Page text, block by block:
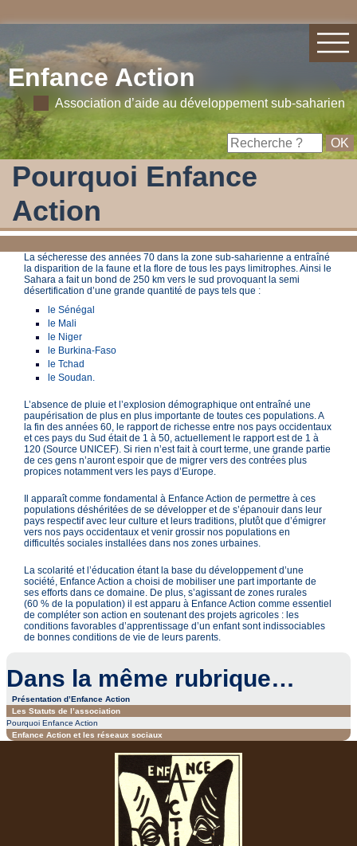
Enfance Action
Association d’aide au développement sub-saharien
Pourquoi Enfance
Action
La sécheresse des années 70 dans la zone sub-saharienne a entraîné
la disparition de la faune et la flore de tous les pays limitrophes. Ainsi le
Sahara a fait un bond de 250 km vers le sud provoquant la semi
désertification d’une grande quantité de pays tels que :
le Sénégal
le Mali
le Niger
le Burkina-Faso
le Tchad
le Soudan.
L’absence de pluie et l’explosion démographique ont entraîné une
paupérisation de plus en plus importante de toutes ces populations. A
la fin des années 60, le rapport de richesse entre nos pays occidentaux
et ces pays du Sud était de 1 à 50, actuellement le rapport est de 1 à
120 (Source UNICEF). Si rien n’est fait à court terme, une grande partie
de ces gens n’auront espoir que de migrer vers des contrées plus
propices notamment vers les pays d’Europe.
Il apparaît comme fondamental à Enfance Action de permettre à ces
populations déshéritées de se développer et de s’épanouir dans leur
pays respectif avec leur culture et leurs traditions, plutôt que d’émigrer
vers nos pays occidentaux et venir grossir nos populations en
difficultés sociales installées dans nos zones urbaines.
La scolarité et l’éducation étant la base du développement d’une
société, Enfance Action a choisi de mobiliser une part importante de
ses efforts dans ce domaine. De plus, s’agissant de zones rurales
(60 % de la population) il est apparu à Enfance Action comme essentiel
de compléter son action en soutenant des projets agricoles : les
conditions favorables d’apprentissage d’un enfant sont indissociables
de bonnes conditions de vie de leurs parents.
Dans la même rubrique…
Présentation d’Enfance Action
Les Statuts de l’association
Pourquoi Enfance Action
Enfance Action et les réseaux sociaux